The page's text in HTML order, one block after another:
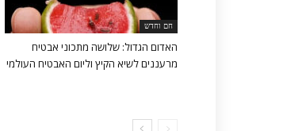
חם וחדש
האדום הגדול: שלושה מתכוני אבטיח
מרעננים לשיא הקיץ וליום האבטיח העולמי